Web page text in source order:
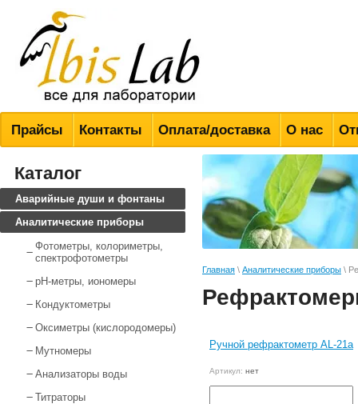
Всё для лабораторий
Прайсы Контакты Оплата/доставка О нас
Главная \ Аналитические приборы \
Ручной рефрактометр AL-21a
Артикул: нет
Каталог
Аварийные души и фонтаны
Аналитические приборы
Фотометры, колориметры,
спектрофотометры
pH-метры, иономеры
Кондуктометры
Оксиметры (кислородомеры)
Мутномеры
Анализаторы воды
Титраторы